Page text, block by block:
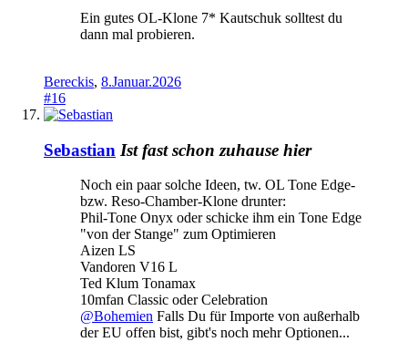
Ein gutes OL-Klone 7* Kautschuk solltest du
dann mal probieren.
Bereckis, 8.Januar.2026
#16
Sebastian Ist fast schon zuhause hier
Noch ein paar solche Ideen, tw. OL Tone Edge-
bzw. Reso-Chamber-Klone drunter:
Phil-Tone Onyx oder schicke ihm ein Tone Edge
"von der Stange" zum Optimieren
Aizen LS
Vandoren V16 L
Ted Klum Tonamax
10mfan Classic oder Celebration
@Bohemien Falls Du für Importe von außerhalb
der EU offen bist, gibt's noch mehr Optionen...